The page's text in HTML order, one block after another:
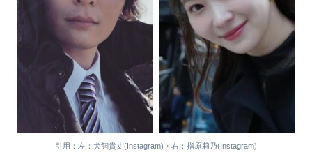
引用：左：犬飼貴丈(Instagram)・右：指原莉乃(Instagram)